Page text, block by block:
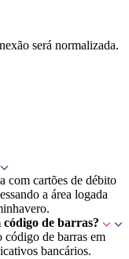
será normalizada.
com cartões de débito
a área logada
código de barras?
código de barras em
bancários.